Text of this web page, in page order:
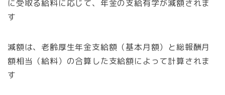
に受取る給料に応じて、年金の支給有学が減額されま
す
減額は、老齢厚生年金支給額（基本月額）と総報酬月
額相当（給料）の合算した支給額によって計算されま
す